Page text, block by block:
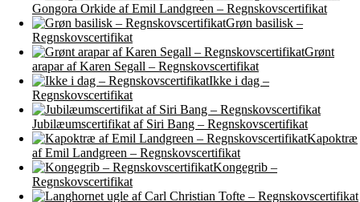
Gongora Orkide af Emil Landgreen – Regnskovscertifikat
Grøn basilisk –
Regnskovscertifikat
Grønt
arapar af Karen Segall – Regnskovscertifikat
Ikke i dag –
Regnskovscertifikat
Jubilæumscertifikat af Siri Bang – Regnskovscertifikat
Kapoktræ
af Emil Landgreen – Regnskovscertifikat
Kongegrib –
Regnskovscertifikat